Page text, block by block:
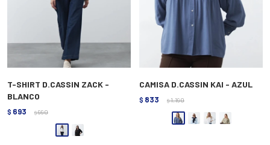
T-SHIRT D.CASSIN ZACK -
BLANCO
$ 693 $ 990
CAMISA D.CASSIN KAI - AZUL
$ 833 $ 1.190